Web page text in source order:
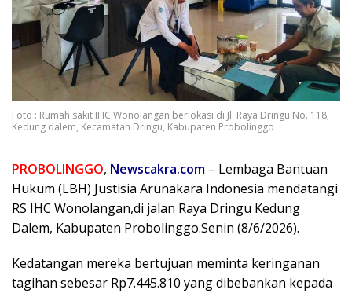
Foto : Rumah sakit IHC Wonolangan berlokasi di Jl. Raya Dringu No. 118,
Kedung dalem, Kecamatan Dringu, Kabupaten Probolinggo
PROBOLINGGO, Newscakra.com – Lembaga Bantuan
Hukum (LBH) Justisia Arunakara Indonesia mendatangi
RS IHC Wonolangan,di jalan Raya Dringu Kedung
Dalem, Kabupaten Probolinggo.Senin (8/6/2026).
Kedatangan mereka bertujuan meminta keringanan
tagihan sebesar Rp7.445.810 yang dibebankan kepada